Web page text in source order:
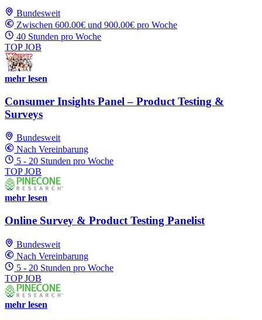
Bundesweit
Zwischen 600.00€ und 900.00€ pro Woche
40 Stunden pro Woche
TOP JOB
mehr lesen
Consumer Insights Panel – Product Testing &
Surveys
Bundesweit
Nach Vereinbarung
5 - 20 Stunden pro Woche
TOP JOB
mehr lesen
Online Survey & Product Testing Panelist
Bundesweit
Nach Vereinbarung
5 - 20 Stunden pro Woche
TOP JOB
mehr lesen